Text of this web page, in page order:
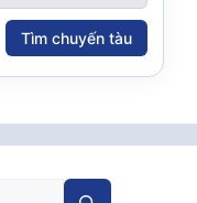
Tìm chuyến tàu